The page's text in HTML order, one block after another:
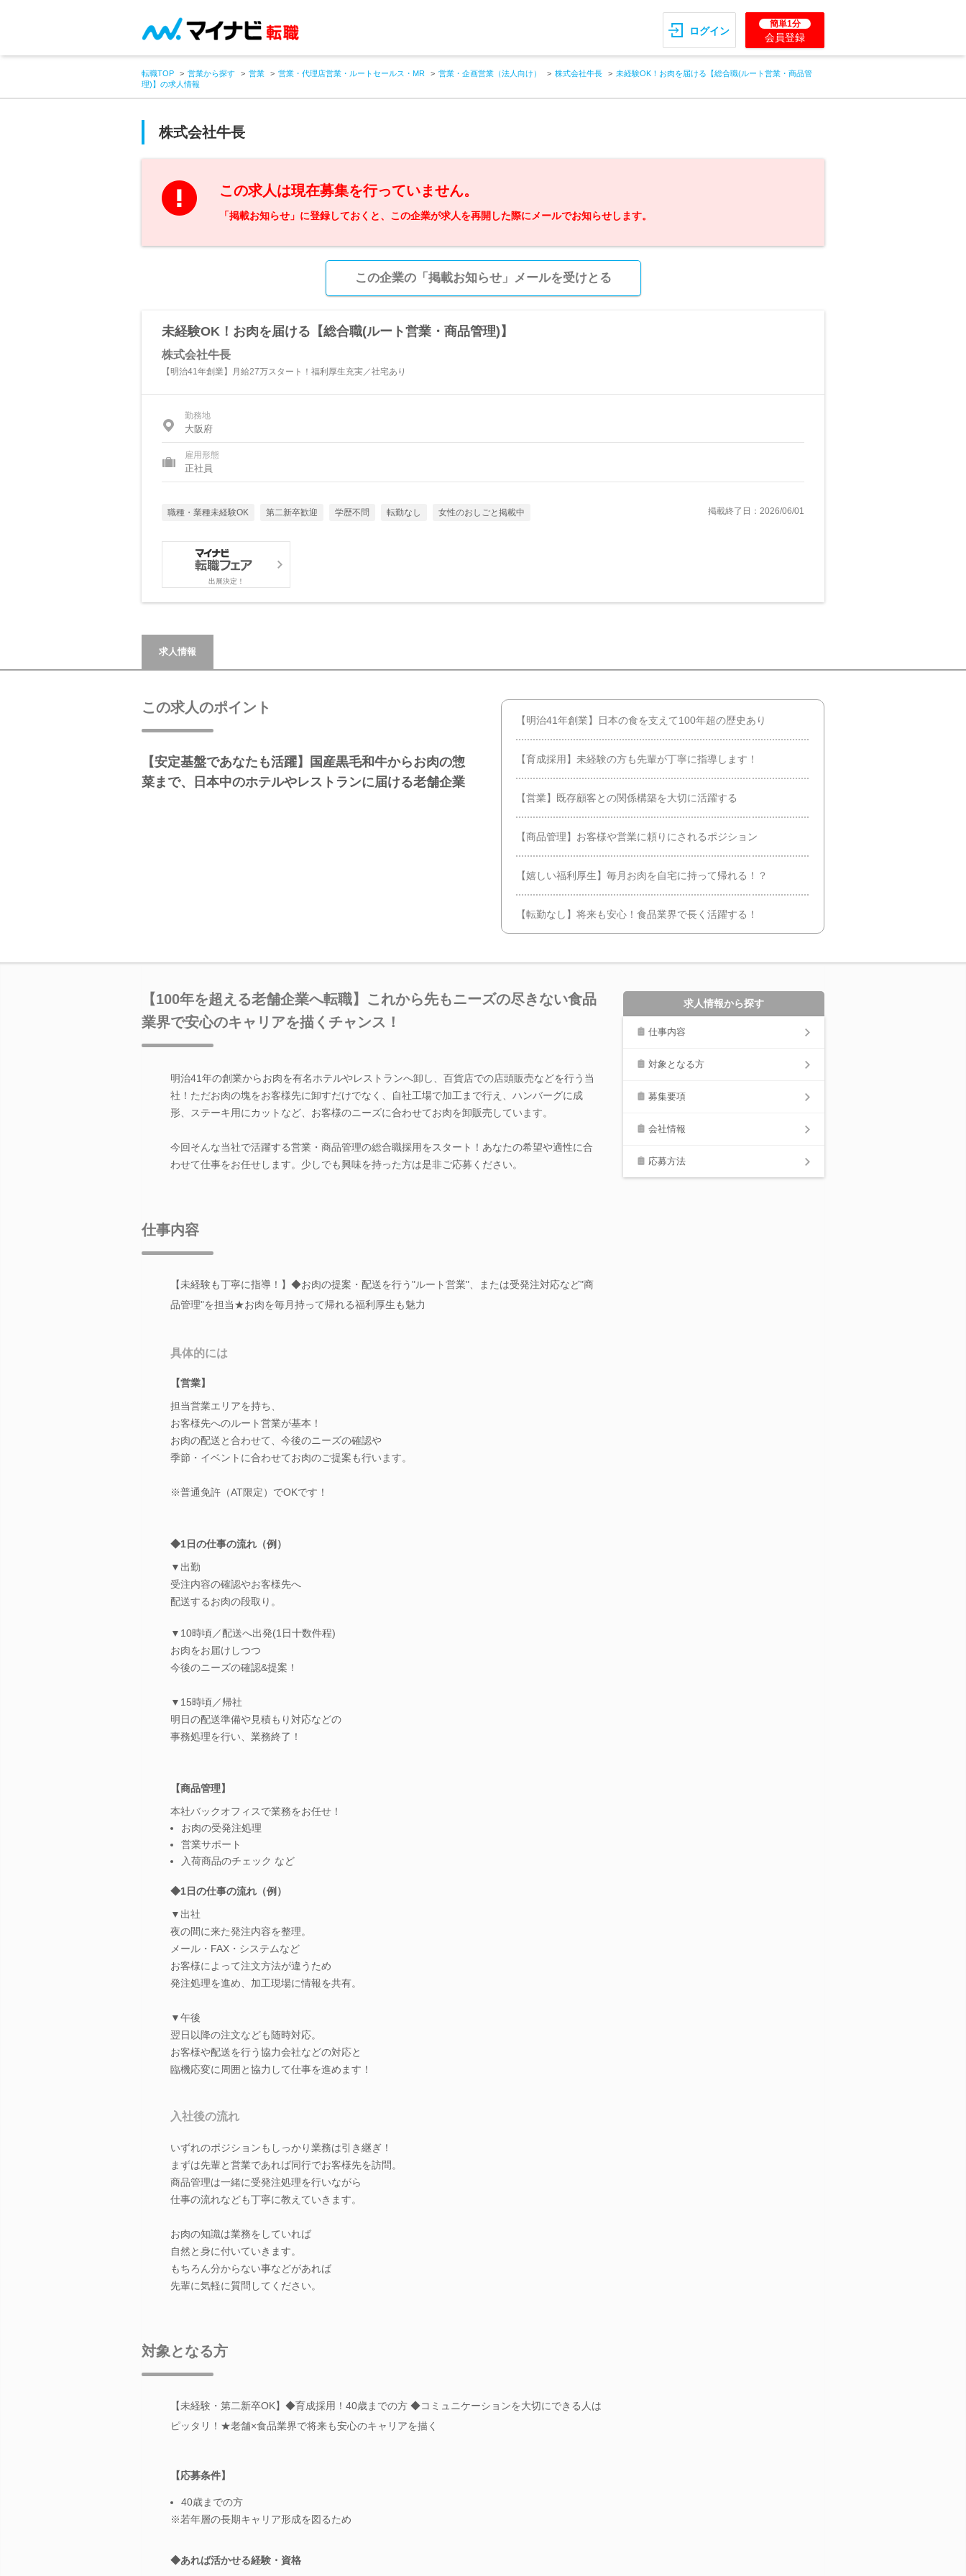
ログイン
簡単1分
会員登録
転職TOP 営業から探す 営業 営業・代理店営業・ルートセールス・MR 営業・企画営業（法人向け） 株式会社牛長
未経験OK！お肉を届ける【総合職(ルート営業・商品管
理)】の求人情報
株式会社牛長
この求人は現在募集を行っていません。
「掲載お知らせ」に登録しておくと、この企業が求人を再開した際にメールでお知らせします。
この企業の「掲載お知らせ」メールを受けとる
未経験OK！お肉を届ける【総合職(ルート営業・商品管理)】
株式会社牛長
【明治41年創業】月給27万スタート！福利厚生充実／社宅あり
勤務地
大阪府
雇用形態
正社員
職種・業種未経験OK 第二新卒歓迎 学歴不問 転勤なし 女性のおしごと掲載中 掲載終了日：2026/06/01
出展決定！
求人情報
この求人のポイント
【安定基盤であなたも活躍】国産黒毛和牛からお肉の惣
菜まで、日本中のホテルやレストランに届ける老舗企業
【明治41年創業】日本の食を支えて100年超の歴史あり
【育成採用】未経験の方も先輩が丁寧に指導します！
【営業】既存顧客との関係構築を大切に活躍する
【商品管理】お客様や営業に頼りにされるポジション
【嬉しい福利厚生】毎月お肉を自宅に持って帰れる！？
【転勤なし】将来も安心！食品業界で長く活躍する！
【100年を超える老舗企業へ転職】これから先もニーズの尽きない食品
業界で安心のキャリアを描くチャンス！
明治41年の創業からお肉を有名ホテルやレストランへ卸し、百貨店での店頭販売などを行う当
社！ただお肉の塊をお客様先に卸すだけでなく、自社工場で加工まで行え、ハンバーグに成
形、ステーキ用にカットなど、お客様のニーズに合わせてお肉を卸販売しています。
今回そんな当社で活躍する営業・商品管理の総合職採用をスタート！あなたの希望や適性に合
わせて仕事をお任せします。少しでも興味を持った方は是非ご応募ください。
仕事内容
【未経験も丁寧に指導！】◆お肉の提案・配送を行う"ルート営業"、または受発注対応など"商
品管理"を担当★お肉を毎月持って帰れる福利厚生も魅力
具体的には
【営業】
担当営業エリアを持ち、
お客様先へのルート営業が基本！
お肉の配送と合わせて、今後のニーズの確認や
季節・イベントに合わせてお肉のご提案も行います。
※普通免許（AT限定）でOKです！
◆1日の仕事の流れ（例）
▼出勤
受注内容の確認やお客様先へ
配送するお肉の段取り。
▼10時頃／配送へ出発(1日十数件程)
お肉をお届けしつつ
今後のニーズの確認&提案！
▼15時頃／帰社
明日の配送準備や見積もり対応などの
事務処理を行い、業務終了！
【商品管理】
本社バックオフィスで業務をお任せ！
お肉の受発注処理
営業サポート
入荷商品のチェック など
◆1日の仕事の流れ（例）
▼出社
夜の間に来た発注内容を整理。
メール・FAX・システムなど
お客様によって注文方法が違うため
発注処理を進め、加工現場に情報を共有。
▼午後
翌日以降の注文なども随時対応。
お客様や配送を行う協力会社などの対応と
臨機応変に周囲と協力して仕事を進めます！
入社後の流れ
いずれのポジションもしっかり業務は引き継ぎ！
まずは先輩と営業であれば同行でお客様先を訪問。
商品管理は一緒に受発注処理を行いながら
仕事の流れなども丁寧に教えていきます。
お肉の知識は業務をしていれば
自然と身に付いていきます。
もちろん分からない事などがあれば
先輩に気軽に質問してください。
対象となる方
【未経験・第二新卒OK】◆育成採用！40歳までの方 ◆コミュニケーションを大切にできる人は
ピッタリ！★老舗×食品業界で将来も安心のキャリアを描く
【応募条件】
40歳までの方
※若年層の長期キャリア形成を図るため
◆あれば活かせる経験・資格
求人情報から探す
仕事内容
対象となる方
募集要項
会社情報
応募方法